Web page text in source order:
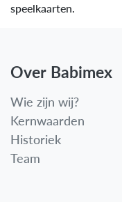
speelkaarten.
Over Babimex
Wie zijn wij?
Kernwaarden
Historiek
Team